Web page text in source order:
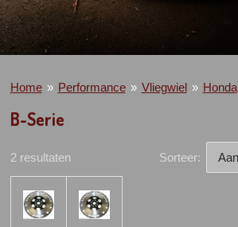
Home » Performance » Vliegwiel » Honda
B-Serie
2 resultaten Sorteer: